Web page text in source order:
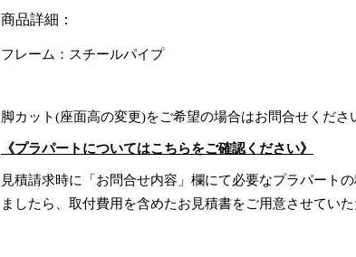
商品詳細：
フレーム：スチールパイプ
脚カット(座面高の変更)をご希望の場合はお問合せくださ
《プラパートについてはこちらをご確認ください》
見積請求時に「お問合せ内容」欄にて必要なプラパート
ましたら、取付費用を含めたお見積書をご用意させていた